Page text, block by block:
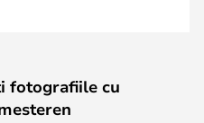
fotografiile cu